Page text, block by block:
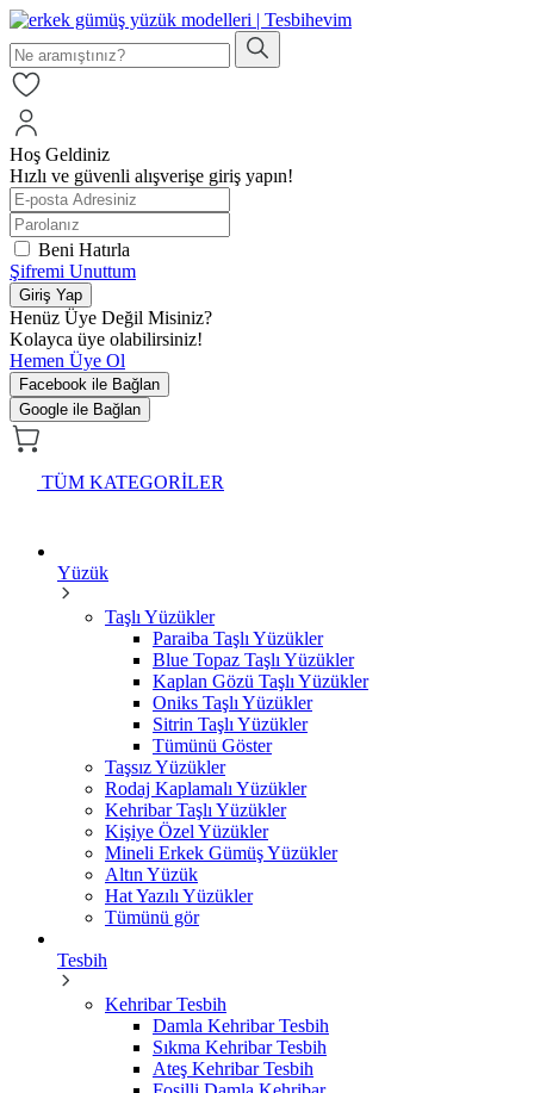
Hoş Geldiniz
Hızlı ve güvenli alışverişe giriş yapın!
Beni Hatırla
Şifremi Unuttum
Giriş Yap
Henüz Üye Değil Misiniz?
Kolayca üye olabilirsiniz!
Hemen Üye Ol
Facebook ile Bağlan
Google ile Bağlan
TÜM KATEGORİLER
Yüzük
Taşlı Yüzükler
Paraiba Taşlı Yüzükler
Blue Topaz Taşlı Yüzükler
Kaplan Gözü Taşlı Yüzükler
Oniks Taşlı Yüzükler
Sitrin Taşlı Yüzükler
Tümünü Göster
Taşsız Yüzükler
Rodaj Kaplamalı Yüzükler
Kehribar Taşlı Yüzükler
Kişiye Özel Yüzükler
Mineli Erkek Gümüş Yüzükler
Altın Yüzük
Hat Yazılı Yüzükler
Tümünü gör
Tesbih
Kehribar Tesbih
Damla Kehribar Tesbih
Sıkma Kehribar Tesbih
Ateş Kehribar Tesbih